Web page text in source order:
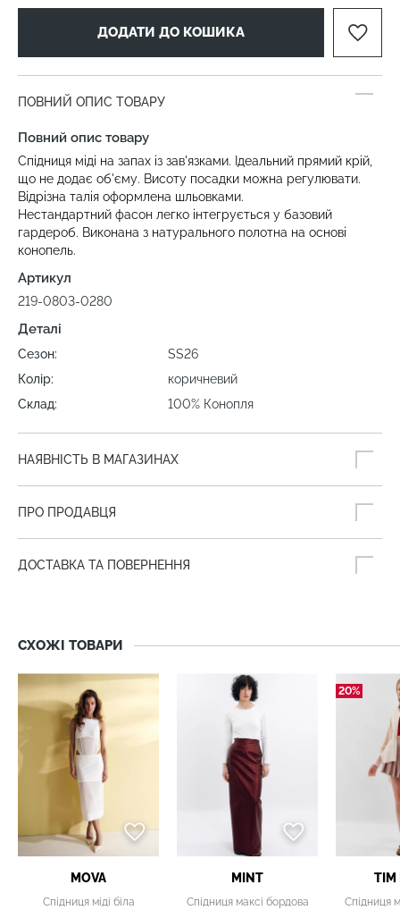
ДОДАТИ ДО КОШИКА
ПОВНИЙ ОПИС ТОВАРУ
Повний опис товару
Спідниця міді на запах із зав'язками. Ідеальний прямий крій,
що не додає об'єму. Висоту посадки можна регулювати.
Відрізна талія оформлена шльовками.
Нестандартний фасон легко інтегрується у базовий
гардероб. Виконана з натурального полотна на основі
конопель.
Артикул
219-0803-0280
Деталі
Сезон:
SS26
Колір:
коричневий
Склад:
100% Конопля
НАЯВНІСТЬ В МАГАЗИНАХ
ПРО ПРОДАВЦЯ
ДОСТАВКА ТА ПОВЕРНЕННЯ
СХОЖІ ТОВАРИ
MOVA
Спідниця міді біла
MINT
Спідниця максі бордова
20%
TIM